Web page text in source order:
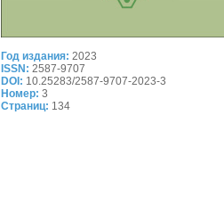
Год издания: 2023
ISSN: 2587-9707
DOI: 10.25283/2587-9707-2023-3
Номер: 3
Страниц: 134